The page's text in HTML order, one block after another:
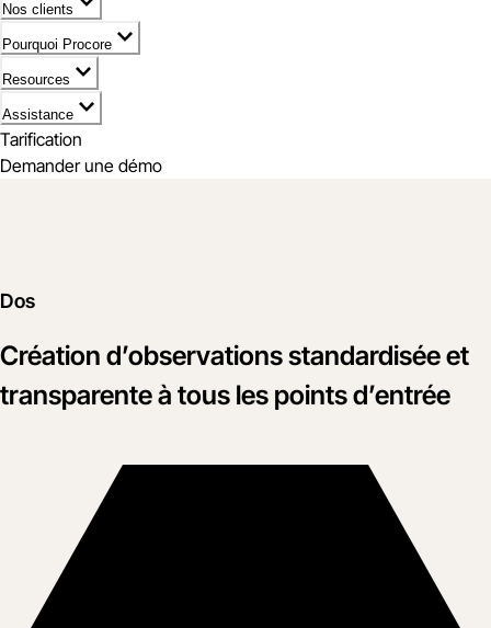
Nos clients
Pourquoi Procore
Resources
Assistance
Tarification
Demander une démo
Dos
Création d’observations standardisée et
transparente à tous les points d’entrée